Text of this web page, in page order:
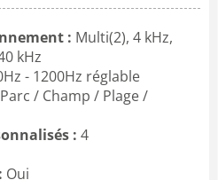
: Multi(2), 4 kHz,
kHz
- 1200Hz réglable
/ Champ / Plage /
: 4
Oui